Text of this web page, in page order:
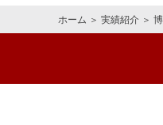
ホーム ＞ 実績紹介 ＞